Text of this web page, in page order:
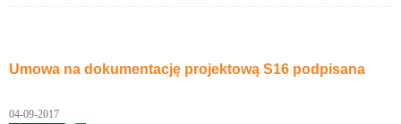
Umowa na dokumentację projektową S16 podpisana
04-09-2017